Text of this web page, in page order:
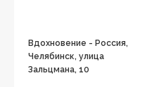
Вдохновение - Россия,
Челябинск, улица
Зальцмана, 10